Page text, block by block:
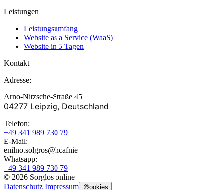
Leistungen
Leistungsumfang
Website as a Service (WaaS)
Website in 5 Tagen
Kontakt
Adresse:
Arno-Nitzsche-Straße 45
04277 Leipzig, Deutschland
Telefon:
+49 341 989 730 79
E-Mail:
enilno.solgros@hcafnie
Whatsapp:
+49 341 989 730 79
© 2026 Sorglos online
Datenschutz Impressum ookies